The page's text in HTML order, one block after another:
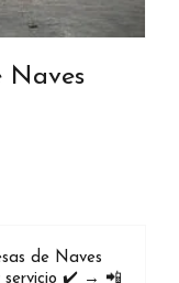
Naves
de Naves
servicio ✔️ → 📲